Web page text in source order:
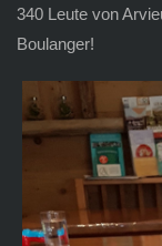
340 Leute von
Boulanger!